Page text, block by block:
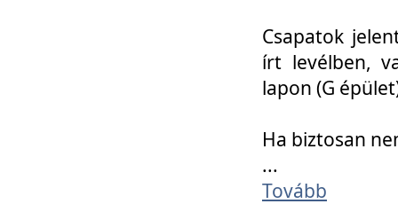
Csapatok
írt levélben,
lapon (G
Ha biztosan
...
Tovább